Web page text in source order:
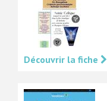
Découvrir la fiche